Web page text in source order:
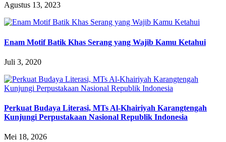
Agustus 13, 2023
Enam Motif Batik Khas Serang yang Wajib Kamu Ketahui
Juli 3, 2020
Perkuat Budaya Literasi, MTs Al-Khairiyah Karangtengah
Kunjungi Perpustakaan Nasional Republik Indonesia
Mei 18, 2026